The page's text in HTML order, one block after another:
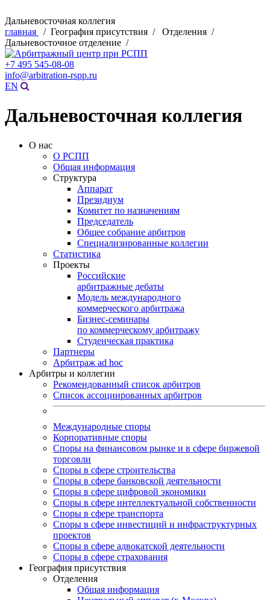
Дальневосточная коллегия
главная
/ География присутствия / Отделения /
Дальневосточное отделение /
+7 495 545-08-08
info@arbitration-rspp.ru
EN
Дальневосточная коллегия
О нас
О РСПП
Общая информация
Структура
Аппарат
Президиум
Комитет по назначениям
Председатель
Общее собрание арбитров
Специализированные коллегии
Статистика
Проекты
Российские
арбитражные дебаты
Модель международного
коммерческого арбитража
Бизнес-семинары
по коммерческому арбитражу
Студенческая практика
Партнеры
Арбитраж ad hoc
Арбитры и коллегии
Рекомендованный список арбитров
Список ассоциированных арбитров
Международные споры
Корпоративные споры
Споры на финансовом рынке и в сфере биржевой
торговли
Споры в сфере строительства
Споры в сфере банковской деятельности
Споры в сфере цифровой экономики
Споры в сфере интеллектуальной собственности
Споры в сфере транспорта
Cпоры в сфере инвестиций и инфраструктурных
проектов
Споры в сфере адвокатской деятельности
Споры в сфере страхования
География присутствия
Отделения
Общая информация